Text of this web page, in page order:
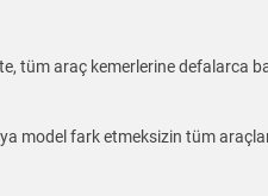
tüm araç kemerlerine defalarca
model fark etmeksizin tüm